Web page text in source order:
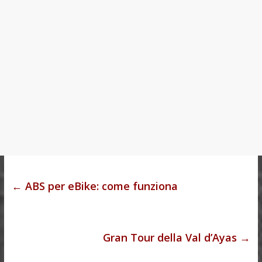
← ABS per eBike: come funziona
Gran Tour della Val d’Ayas →